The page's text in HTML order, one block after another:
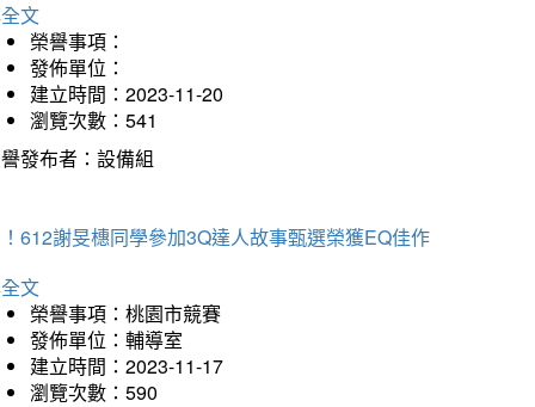
文
榮譽事項：
發佈單位：
建立時間：2023-11-20
瀏覽次數：541
發布者：設備組
612謝旻橞同學參加3Q達人故事甄選榮獲EQ佳作
文
榮譽事項：桃園市競賽
發佈單位：輔導室
建立時間：2023-11-17
瀏覽次數：590